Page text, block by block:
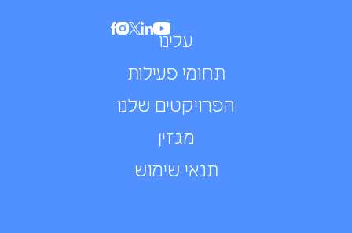
עלינו
תחומי פעילות
הפרויקטים שלנו
מגזין
תנאי שימוש